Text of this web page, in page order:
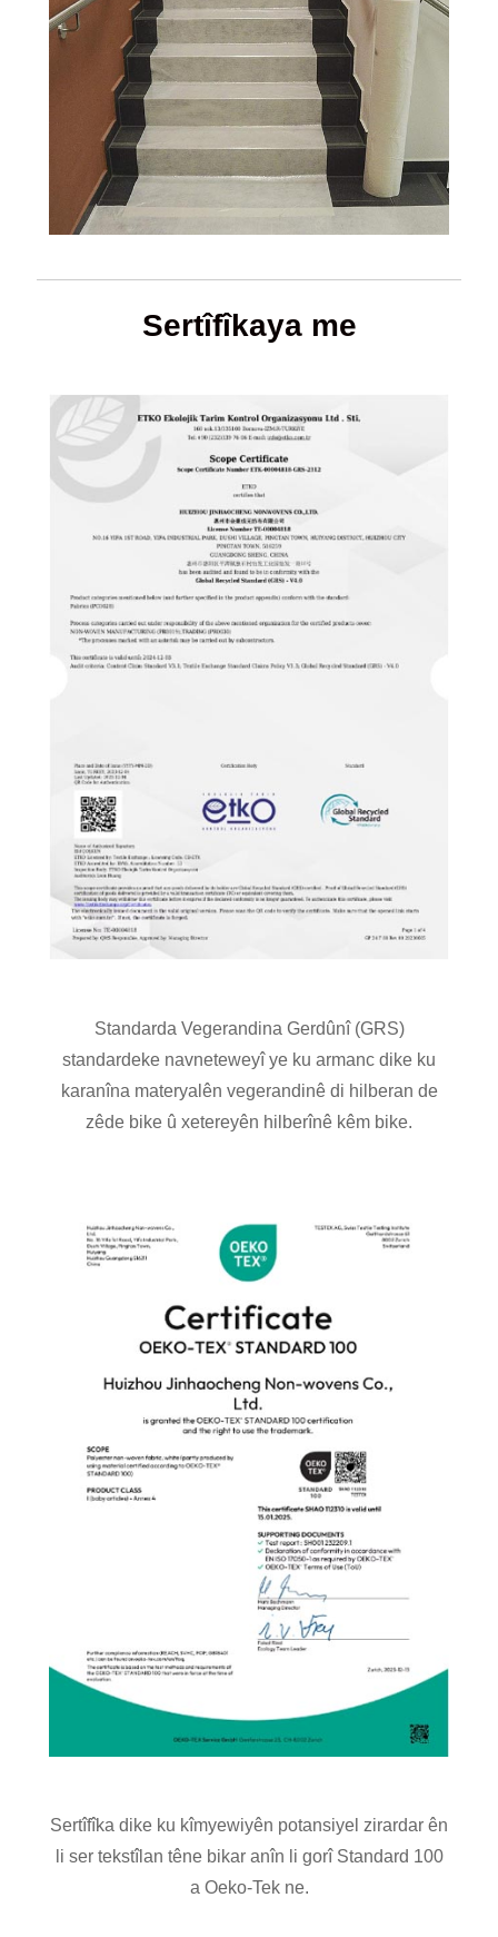
Sertîfîkaya me
Standarda Vegerandina Gerdûnî (GRS)
standardeke navneteweyî ye ku armanc dike ku
karanîna materyalên vegerandinê di hilberan de
zêde bike û xetereyên hilberînê kêm bike.
Sertîfîka dike ku kîmyewiyên potansiyel zirardar ên
li ser tekstîlan têne bikar anîn li gorî Standard 100
a Oeko-Tek ne.